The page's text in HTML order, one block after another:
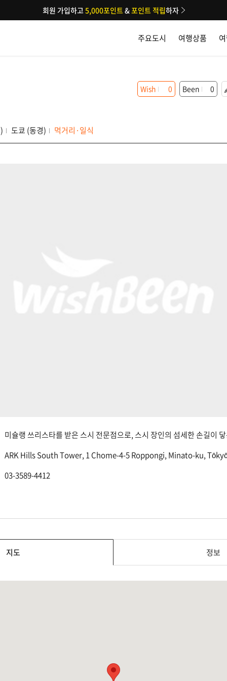
주요도시 여행상품
회원 가입하고5,000포인트&포인트 적립하자
도쿄 (동경) 먹거리·일식
Wish 0 Been 0
미슐랭 쓰리스타를 받은 스시 전문점으로, 스시 장인의 섬세한 손길이
ARK Hills South Tower, 1 Chome-4-5 Roppongi, Minato-ku,
03-3589-4412
지도 정보